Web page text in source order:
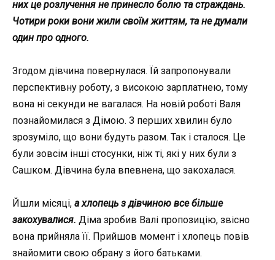
них це розлучення не принесло болю та страждань.
Чотири роки вони жили своїм життям, та не думали
один про одного.
Згодом дівчина повернулася. Їй запропонували
перспективну роботу, з високою зарплатнею, тому
вона ні секунди не вагалася. На новій роботі Валя
познайомилася з Дімою. З перших хвилин було
зрозуміло, що вони будуть разом. Так і сталося. Це
були зовсім інші стосунки, ніж ті, які у них були з
Сашком. Дівчина була впевнена, що закохалася.
Йшли місяці, а хлопець з дівчиною все більше
закохувалися. Діма зробив Валі пропозицію, звісно
вона прийняла її. Прийшов момент і хлопець повів
знайомити свою обрану з його батьками.